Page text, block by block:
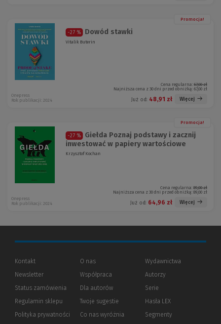
Promocja!
-27 % Dowód stawki
Vitalik Buterin
Cena regularna: 67,00 zł
Najniższa cena z 30 dni przed obniżką: 67,00 zł
Już od: 48,91 zł Więcej
Onepress
Rok publikacji: 2024
Promocja!
-27 %
Giełda Poznaj podstawy i zacznij
inwestować w papiery wartościowe
Krzysztof Kochan
Cena regularna: 89,00 zł
Najniższa cena z 30 dni przed obniżką: 89,00 zł
Już od: 64,96 zł Więcej
Onepress
Rok publikacji: 2024
Kontakt
Newsletter
Status zamówienia
Regulamin sklepu
Polityka prywatności (Nowe
(Link
O nas
Współpraca
Dla autorów(Nowe
(Link
innej
strony)
Twoje sugestie
Co nas wyróżnia
Wydawnictwa
Autorzy
Serie
Hasła LEX
Segmenty